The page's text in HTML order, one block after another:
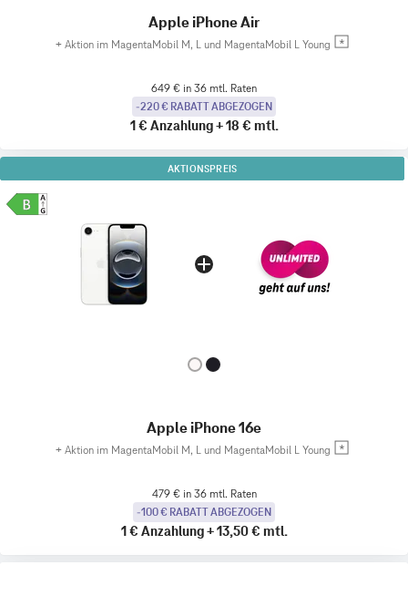
Apple iPhone Air
+ Aktion im MagentaMobil M, L und MagentaMobil L Young
649 € in 36 mtl. Raten
-220 € RABATT ABGEZOGEN
1 € Anzahlung+18 € mtl.
AKTIONSPREIS
Apple iPhone 16e
+ Aktion im MagentaMobil M, L und MagentaMobil L Young
479 € in 36 mtl. Raten
-100 € RABATT ABGEZOGEN
1 € Anzahlung+13,50 € mtl.